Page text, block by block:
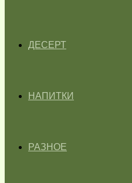
ДЕСЕРТ
НАПИТКИ
РАЗНОЕ